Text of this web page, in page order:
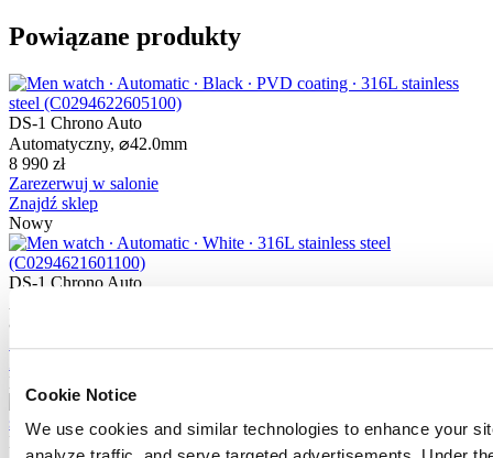
Cookie Notice
We use cookies and similar technologies to enhance your
Powiązane produkty
DS-1 Chrono Auto
Automatyczny, ⌀42.0mm
8 990 zł
Zarezerwuj w salonie
Znajdź sklep
Nowy
DS-1 Chrono Auto
8 890 zł
Nowy
DS-1 Big Date Powermatic 80